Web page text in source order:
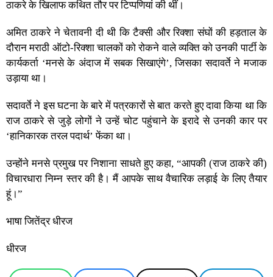
ठाकरे के खिलाफ कथित तौर पर टिप्पणियां की थीं।
अमित ठाकरे ने चेतावनी दी थी कि टैक्सी और रिक्शा संघों की हड़ताल के
दौरान मराठी ऑटो-रिक्शा चालकों को रोकने वाले व्यक्ति को उनकी पार्टी के
कार्यकर्ता ‘मनसे के अंदाज में सबक सिखाएंगे’, जिसका सदावर्ते ने मजाक
उड़ाया था।
सदावर्ते ने इस घटना के बारे में पत्रकारों से बात करते हुए दावा किया था कि
राज ठाकरे से जुड़े लोगों ने उन्हें चोट पहुंचाने के इरादे से उनकी कार पर
‘हानिकारक तरल पदार्थ’ फेंका था।
उन्होंने मनसे प्रमुख पर निशाना साधते हुए कहा, “आपकी (राज ठाकरे की)
विचारधारा निम्न स्तर की है। मैं आपके साथ वैचारिक लड़ाई के लिए तैयार
हूं।”
भाषा जितेंद्र धीरज
धीरज